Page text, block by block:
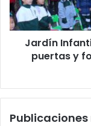
Jardín
puertas y